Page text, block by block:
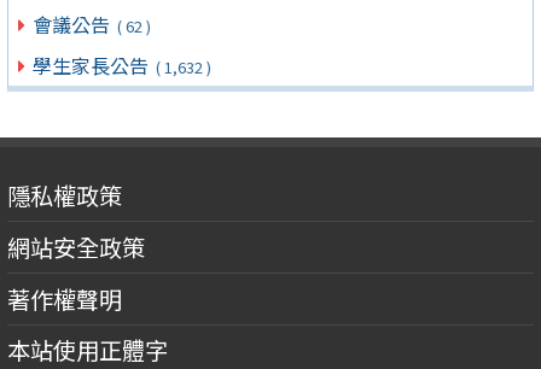
會議公告 ( 62 )
學生家長公告 ( 1,632 )
隱私權政策
網站安全政策
著作權聲明
本站使用正體字